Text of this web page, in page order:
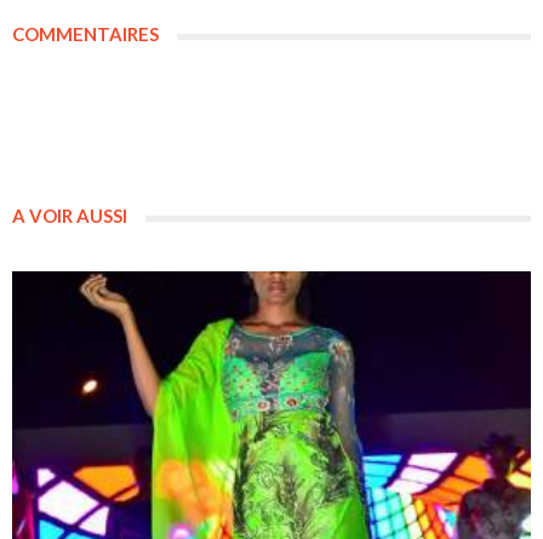
COMMENTAIRES
A VOIR AUSSI